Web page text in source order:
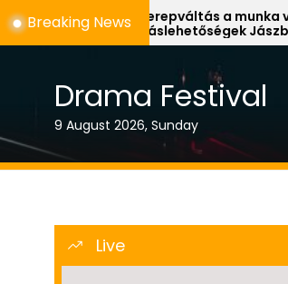
Skip
to
Breaking News
Szerepváltás a munka világában:
álláslehetőségek Jászberényben
Drama Festival
9 August 2026, Sunday
Live
8
Hogyan adagoljuk a CBD
olajat? – tanácsok
kezdőknek
9
Karriertervezés Szegeden:
5 lépés a tudatos
munkahelyváltáshoz
Markus Noel
10
elúsztatják az esélyt